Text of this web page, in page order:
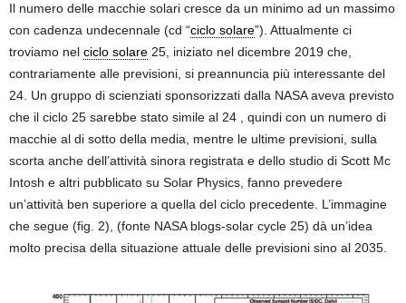
Il numero delle macchie solari cresce da un minimo ad un massimo
con cadenza undecennale (cd “ciclo solare”). Attualmente ci
troviamo nel ciclo solare 25, iniziato nel dicembre 2019 che,
contrariamente alle previsioni, si preannuncia più interessante del
24. Un gruppo di scienziati sponsorizzati dalla NASA aveva previsto
che il ciclo 25 sarebbe stato simile al 24 , quindi con un numero di
macchie al di sotto della media, mentre le ultime previsioni, sulla
scorta anche dell’attività sinora registrata e dello studio di Scott Mc
Intosh e altri pubblicato su Solar Physics, fanno prevedere
un’attività ben superiore a quella del ciclo precedente. L’immagine
che segue (fig. 2), (fonte NASA blogs-solar cycle 25) dà un’idea
molto precisa della situazione attuale delle previsioni sino al 2035.